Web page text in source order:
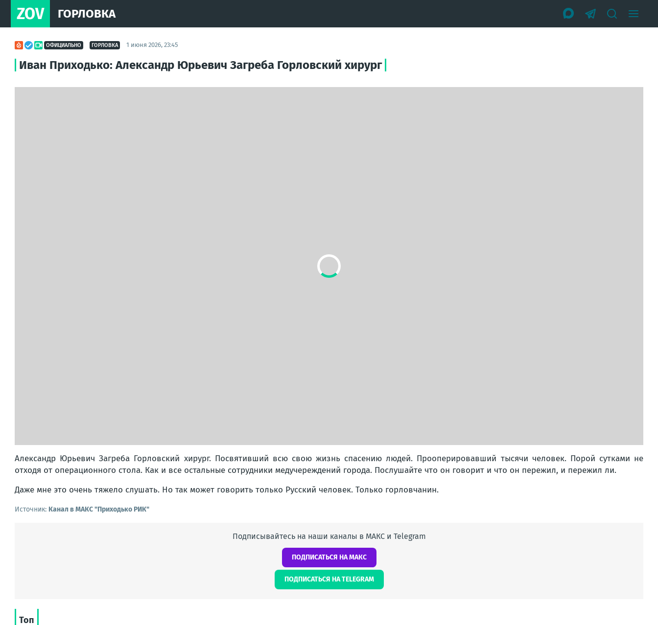
ZOV ГОРЛОВКА
ОФИЦИАЛЬНО ГОРЛОВКА 1 июня 2026, 23:45
Иван Приходько: Александр Юрьевич Загреба Горловский хирург
Александр Юрьевич Загреба Горловский хирург. Посвятивший всю свою жизнь спасению людей. Прооперировавший тысячи человек. Порой сутками не
отходя от операционного стола. Как и все остальные сотрудники медучереждений города. Послушайте что он говорит и что он пережил, и пережил ли.
Даже мне это очень тяжело слушать. Но так может говорить только Русский человек. Только горловчанин.
Источник: Канал в МАКС "Приходько РИК"
Подписывайтесь на наши каналы в МАКС и Telegram
ПОДПИСАТЬСЯ НА МАКС
ПОДПИСАТЬСЯ НА TELEGRAM
Топ